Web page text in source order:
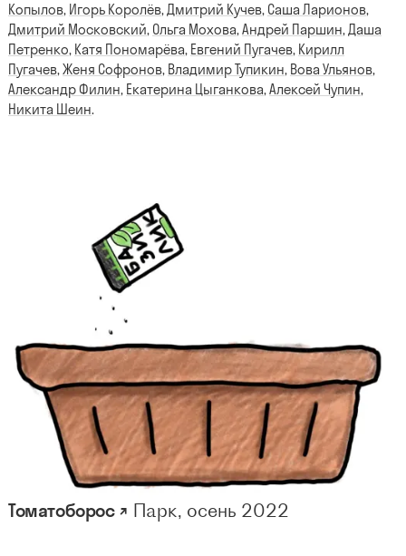
Копылов, Игорь Королёв,Дмитрий Кучев, Саша Ларионов,
Дмитрий Московский, Ольга Мохова,Андрей Паршин,Даша
Петренко, Катя Пономарёва, Евгений Пугачев, Кирилл
Пугачев,Женя Софронов, Владимир Тупикин, Вова Ульянов,
Александр Филин, Екатерина Цыганкова,Алексей Чупин,
Никита Шеин.
Томатоборос ↗ Парк, осень 2022